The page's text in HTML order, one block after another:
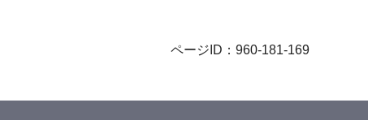
ページID：960-181-169